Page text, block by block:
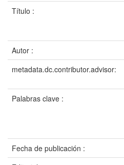
Título :
Autor :
metadata.dc.contributor.advisor:
Palabras clave :
Fecha de publicación :